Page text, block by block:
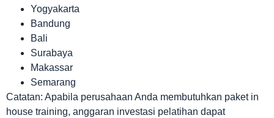
Yogyakarta
Bandung
Bali
Surabaya
Makassar
Semarang
Catatan: Apabila perusahaan Anda membutuhkan paket in
house training, anggaran investasi pelatihan dapat